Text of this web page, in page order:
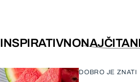
INSPIRATIVNO
DOBRO JE ZNATI